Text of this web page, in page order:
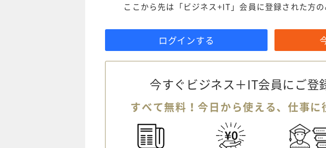
ここから先は「ビジネス+IT」会員に登録された方の
ログインする
今すぐビジネス＋IT会員にご登
すべて無料！今日から使える、仕事に